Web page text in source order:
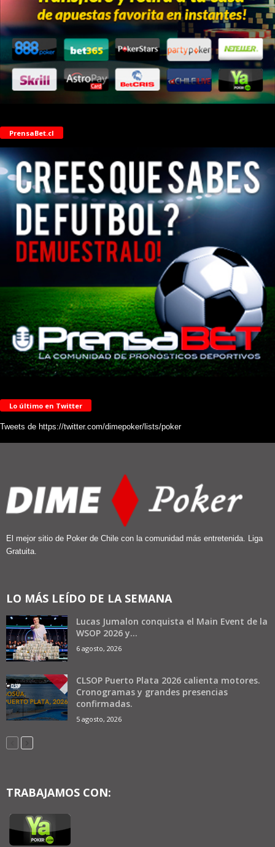
PrensaBet.cl
Lo último en Twitter
Tweets de https://twitter.com/dimepoker/lists/poker
El mejor sitio de Poker de Chile con la comunidad más entretenida. Liga
Gratuita.
LO MÁS LEÍDO DE LA SEMANA
Lucas Jumalon conquista el Main Event de la
WSOP 2026 y...
6 agosto, 2026
CLSOP Puerto Plata 2026 calienta motores.
Cronogramas y grandes presencias
confirmadas.
5 agosto, 2026
TRABAJAMOS CON: